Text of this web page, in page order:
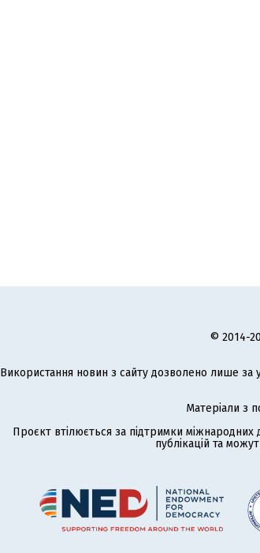
© 2014-
Використання новин з сайту дозволено лише за
Матеріали з
Проєкт втілюється за підтримки міжнародних
публікацій та